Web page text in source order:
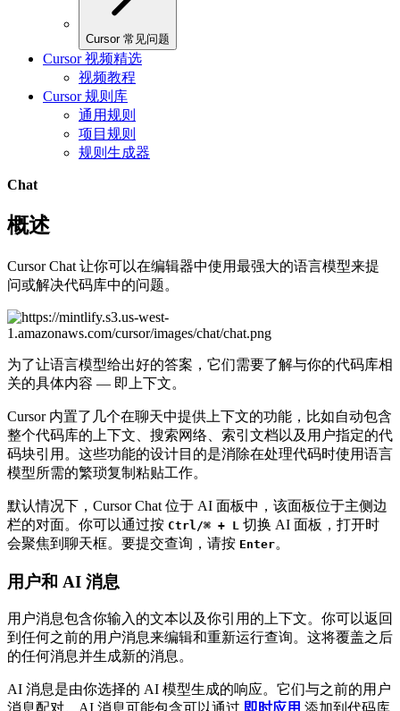
Cursor 常见问题
Cursor 视频精选
视频教程
Cursor 规则库
通用规则
项目规则
规则生成器
Chat
概述
Cursor Chat 让你可以在编辑器中使用最强大的语言模型来提
问或解决代码库中的问题。
为了让语言模型给出好的答案，它们需要了解与你的代码库相
关的具体内容 — 即上下文。
Cursor 内置了几个在聊天中提供上下文的功能，比如自动包含
整个代码库的上下文、搜索网络、索引文档以及用户指定的代
码块引用。这些功能的设计目的是消除在处理代码时使用语言
模型所需的繁琐复制粘贴工作。
默认情况下，Cursor Chat 位于 AI 面板中，该面板位于主侧边
栏的对面。你可以通过按 Ctrl/⌘ + L 切换 AI 面板，打开时
会聚焦到聊天框。要提交查询，请按 Enter。
用户和 AI 消息
用户消息包含你输入的文本以及你引用的上下文。你可以返回
到任何之前的用户消息来编辑和重新运行查询。这将覆盖之后
的任何消息并生成新的消息。
AI 消息是由你选择的 AI 模型生成的响应。它们与之前的用户